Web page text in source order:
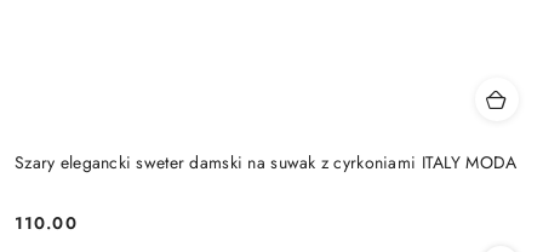
Szary elegancki sweter damski na suwak z cyrkoniami ITALY MODA
Cena:
110.00